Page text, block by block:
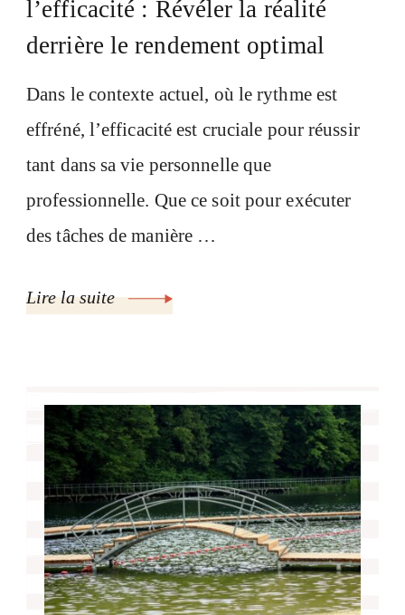
l’efficacité : Révéler la réalité
derrière le rendement optimal
Dans le contexte actuel, où le rythme est
effréné, l’efficacité est cruciale pour réussir
tant dans sa vie personnelle que
professionnelle. Que ce soit pour exécuter
des tâches de manière …
Lire la suite